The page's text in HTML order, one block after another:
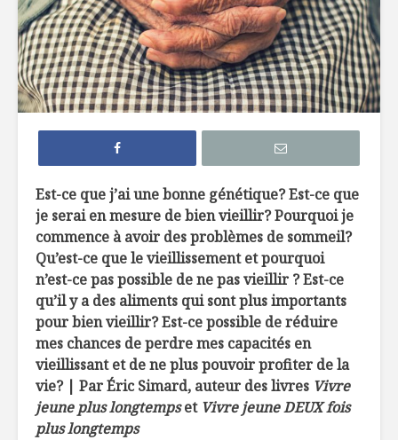
Est-ce que j’ai une bonne génétique? Est-ce que
je serai en mesure de bien vieillir? Pourquoi je
commence à avoir des problèmes de sommeil?
Qu’est-ce que le vieillissement et pourquoi
n’est-ce pas possible de ne pas vieillir ? Est-ce
qu’il y a des aliments qui sont plus importants
pour bien vieillir? Est-ce possible de réduire
mes chances de perdre mes capacités en
vieillissant et de ne plus pouvoir profiter de la
vie? | Par Éric Simard, auteur des livres Vivre
jeune plus longtempset Vivre jeune DEUX fois
plus longtemps
Efficaces, les
remèdes de grand-
mère?
hautement
nutritive
La créatine, poudre
miracle ?
le sucre
ses
sabot
À
une
Courge musquée
confite
et glace minute
La